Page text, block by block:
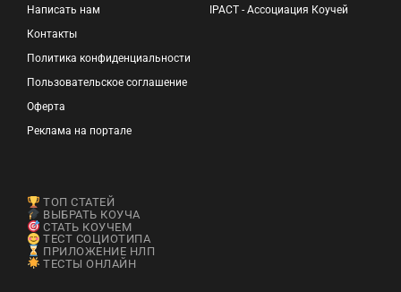
Написать нам
Контакты
Политика конфиденциальности
Пользовательское соглашение
Оферта
Реклама на портале
IPACT - Ассоциация Коучей
ТОП СТАТЕЙ
ВЫБРАТЬ КОУЧА
СТАТЬ КОУЧЕМ
ТЕСТ СОЦИОТИПА
ПРИЛОЖЕНИЕ НЛП
ТЕСТЫ ОНЛАЙН